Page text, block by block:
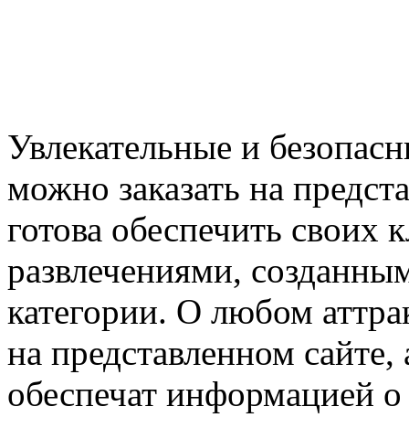
Увлекательные и
можно заказать на
готова обеспечить своих
развлечениями,
категории. О любом
на представленном
обеспечат информацией